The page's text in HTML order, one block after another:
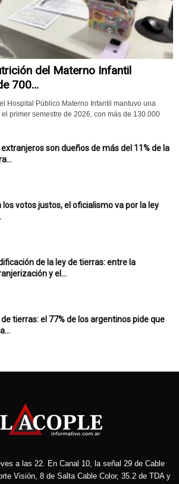
del Materno Infantil
700...
Hospital Público Materno Infantil mantuvo una
primer semestre de 2026, con más de 130.000
extranjeros son dueños de más del 11% de la
los votos justos, el oficialismo va por la ley
de la ley de tierras: entre la
y el...
de tierras: el 77% de los argentinos pide que
a las 22. En Canal 10, la señal 29 de Cable
Visión, 8 de Salta Cable Color, 35.2 de TDA y